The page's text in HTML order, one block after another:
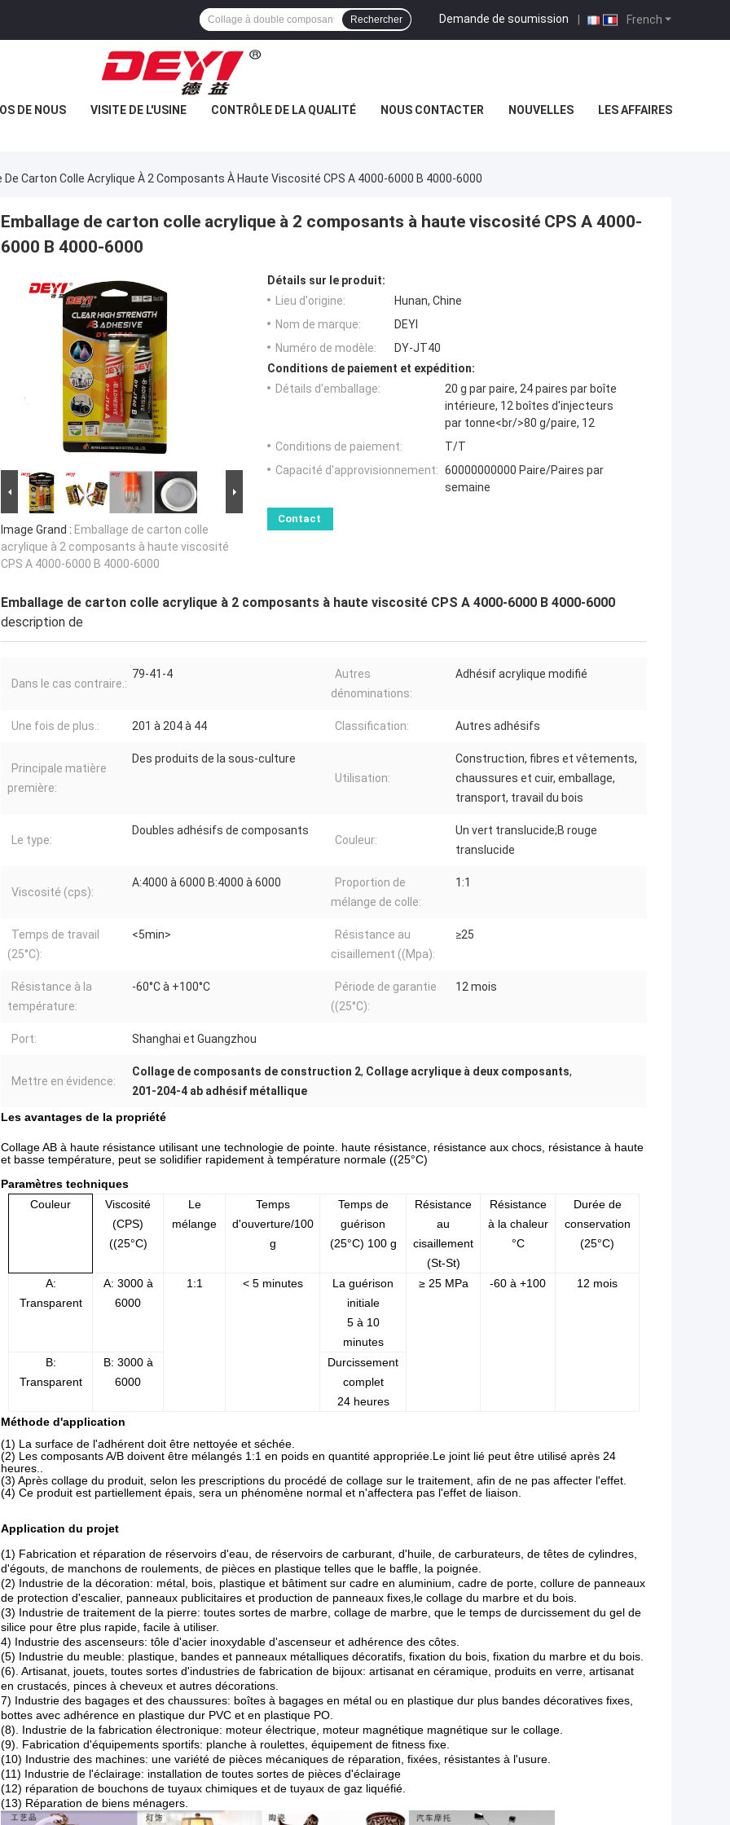
French
Demande de soumission |
Rechercher
DE NOUS VISITE DE L'USINE CONTRÔLE DE LA QUALITÉ NOUS CONTACTER NOUVELLES LES AFFAIRES
De Carton Colle Acrylique À 2 Composants À Haute Viscosité CPS A 4000-6000 B 4000-6000
Emballage de carton colle acrylique à 2 composants à haute viscosité CPS A 4000-
6000 B 4000-6000
Image Grand : Emballage de carton colle
acrylique à 2 composants à haute viscosité
CPS A 4000-6000 B 4000-6000
Détails sur le produit:
Lieu d'origine:
Hunan, Chine
Nom de marque:
DEYI
Numéro de modèle:
DY-JT40
Conditions de paiement et expédition:
Détails d'emballage:
20 g par paire, 24 paires par boîte
intérieure, 12 boîtes d'injecteurs
par tonne<br/>80 g/paire, 12
Conditions de paiement:
T/T
Capacité d'approvisionnement: 60000000000 Paire/Paires par
semaine
Contact
Emballage de carton colle acrylique à 2 composants à haute viscosité CPS A 4000-6000 B 4000-6000
description de
Dans le cas contraire.:
79-41-4
Autres
dénominations:
Adhésif acrylique modifié
Une fois de plus.: 201 à 204 à 44 Classification: Autres adhésifs
Principale matière
première:
Des produits de la sous-culture
Utilisation:
Construction, fibres et vêtements,
chaussures et cuir, emballage,
transport, travail du bois
Le type:
Doubles adhésifs de composants
Couleur:
Un vert translucide;B rouge
translucide
Viscosité (cps):
A:4000 à 6000 B:4000 à 6000
Proportion de
mélange de colle:
1:1
Temps de travail
(25°C):
<5min>
Résistance au
cisaillement ((Mpa):
≥25
Résistance à la
température:
-60°C à +100°C
Période de garantie
((25°C):
12 mois
Port: Shanghai et Guangzhou
Mettre en évidence:
Collage de composants de construction 2, Collage acrylique à deux composants,
201-204-4 ab adhésif métallique
Les avantages de la propriété
Collage AB à haute résistance utilisant une technologie de pointe. haute résistance, résistance aux chocs, résistance à haute
et basse température, peut se solidifier rapidement à température normale ((25°C)
Paramètres techniques
Couleur
Viscosité
(CPS)
((25°C)
Le
mélange
Temps
d'ouverture/100
g
Temps de
guérison
(25°C) 100 g
Résistance
au
cisaillement
(St-St)
Résistance
à la chaleur
°C
Durée de
conservation
(25°C)
A:
Transparent
A: 3000 à
6000
1:1 < 5 minutes
La guérison
initiale
5 à 10
minutes
≥ 25 MPa -60 à +100 12 mois
B:
Transparent
B: 3000 à
6000
Durcissement
complet
24 heures
Méthode d'application
(1) La surface de l'adhérent doit être nettoyée et séchée.
(2) Les composants A/B doivent être mélangés 1:1 en poids en quantité appropriée.Le joint lié peut être utilisé après 24
heures..
(3) Après collage du produit, selon les prescriptions du procédé de collage sur le traitement, afin de ne pas affecter l'effet.
(4) Ce produit est partiellement épais, sera un phénomène normal et n'affectera pas l'effet de liaison.
Application du projet
(1) Fabrication et réparation de réservoirs d'eau, de réservoirs de carburant, d'huile, de carburateurs, de têtes de cylindres,
d'égouts, de manchons de roulements, de pièces en plastique telles que le baffle, la poignée.
(2) Industrie de la décoration: métal, bois, plastique et bâtiment sur cadre en aluminium, cadre de porte, collure de panneaux
de protection d'escalier, panneaux publicitaires et production de panneaux fixes,le collage du marbre et du bois.
(3) Industrie de traitement de la pierre: toutes sortes de marbre, collage de marbre, que le temps de durcissement du gel de
silice pour être plus rapide, facile à utiliser.
4) Industrie des ascenseurs: tôle d'acier inoxydable d'ascenseur et adhérence des côtes.
(5) Industrie du meuble: plastique, bandes et panneaux métalliques décoratifs, fixation du bois, fixation du marbre et du bois.
(6). Artisanat, jouets, toutes sortes d'industries de fabrication de bijoux: artisanat en céramique, produits en verre, artisanat
en crustacés, pinces à cheveux et autres décorations.
7) Industrie des bagages et des chaussures: boîtes à bagages en métal ou en plastique dur plus bandes décoratives fixes,
bottes avec adhérence en plastique dur PVC et en plastique PO.
(8). Industrie de la fabrication électronique: moteur électrique, moteur magnétique magnétique sur le collage.
(9). Fabrication d'équipements sportifs: planche à roulettes, équipement de fitness fixe.
(10) Industrie des machines: une variété de pièces mécaniques de réparation, fixées, résistantes à l'usure.
(11) Industrie de l'éclairage: installation de toutes sortes de pièces d'éclairage
(12) réparation de bouchons de tuyaux chimiques et de tuyaux de gaz liquéfié.
(13) Réparation de biens ménagers.